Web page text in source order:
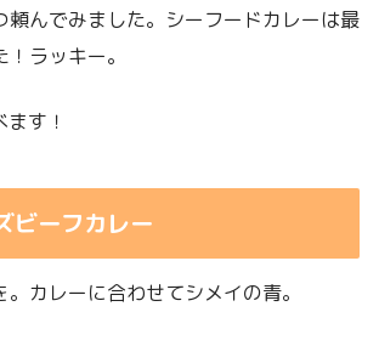
頼んでみました。シーフードカレーは最
ラッキー。
す！
ビーフカレー
カレーに合わせてシメイの青。